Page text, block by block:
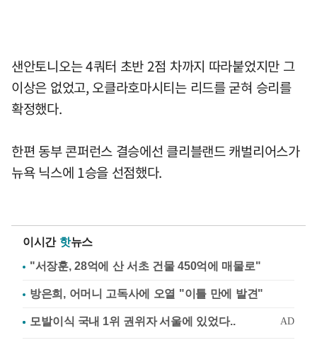
샌안토니오는 4쿼터 초반 2점 차까지 따라붙었지만 그
이상은 없었고, 오클라호마시티는 리드를 굳혀 승리를
확정했다.
한편 동부 콘퍼런스 결승에선 클리블랜드 캐벌리어스가
뉴욕 닉스에 1승을 선점했다.
이시간 핫뉴스
"서장훈, 28억에 산 서초 건물 450억에 매물로"
방은희, 어머니 고독사에 오열 "이틀 만에 발견"